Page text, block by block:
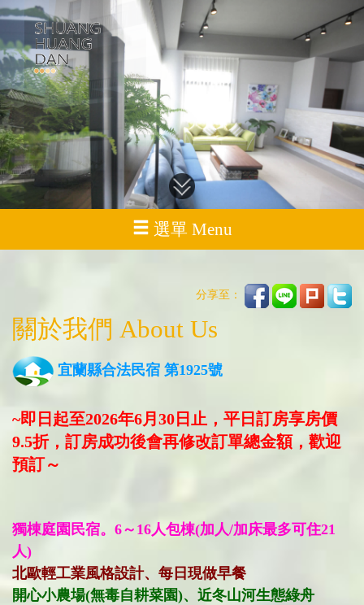
選單 Menu
分享至：
關於我們 About Us
宜蘭縣合法民宿 第1925​號
~即日起至2026年6月30日止，平日訂房享房價
9.5折，訂房成功後會再修改訂單總金額，歡迎
預訂～
獨棟庭園民宿。6～16人包棟(加人/加床最多可住21
人)
北歐輕工業風格設計、每日現做早餐
開心小農場(無毒自耕菜園)、近冬山河生態綠舟